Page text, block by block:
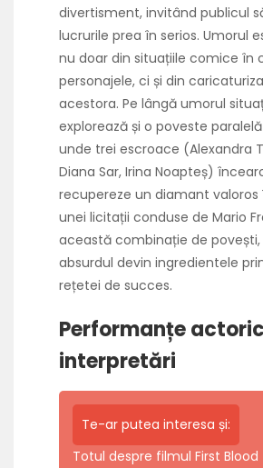
divertisment, invitând publicul
lucrurile prea în serios. Umorul
nu doar din situațiile comice în
personajele, ci și din
acestora. Pe lângă umorul
explorează și o poveste
unde trei escroace (Alexandra
Diana Sar, Irina Noapteș)
recupereze un diamant valoros
unei licitații conduse de Mario
această combinație de povești,
absurdul devin ingredientele
rețetei de succes.
Performanțe
interpretări
Te-ar putea interesa și:
Totul despre filmul First Blood